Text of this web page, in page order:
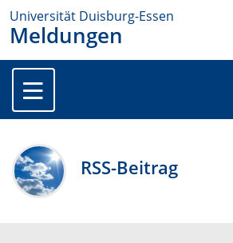
Universität Duisburg-Essen
Meldungen
RSS-Beitrag